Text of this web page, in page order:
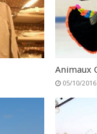
Animaux
05/10/2016